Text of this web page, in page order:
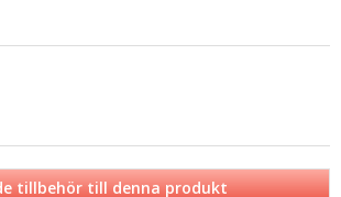
tillbehör till denna produkt